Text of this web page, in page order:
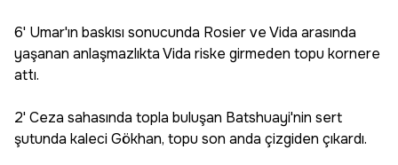
6' Umar'ın baskısı sonucunda Rosier ve Vida arasında
yaşanan anlaşmazlıkta Vida riske girmeden topu kornere
attı.
2' Ceza sahasında topla buluşan Batshuayi'nin sert
şutunda kaleci Gökhan, topu son anda çizgiden çıkardı.